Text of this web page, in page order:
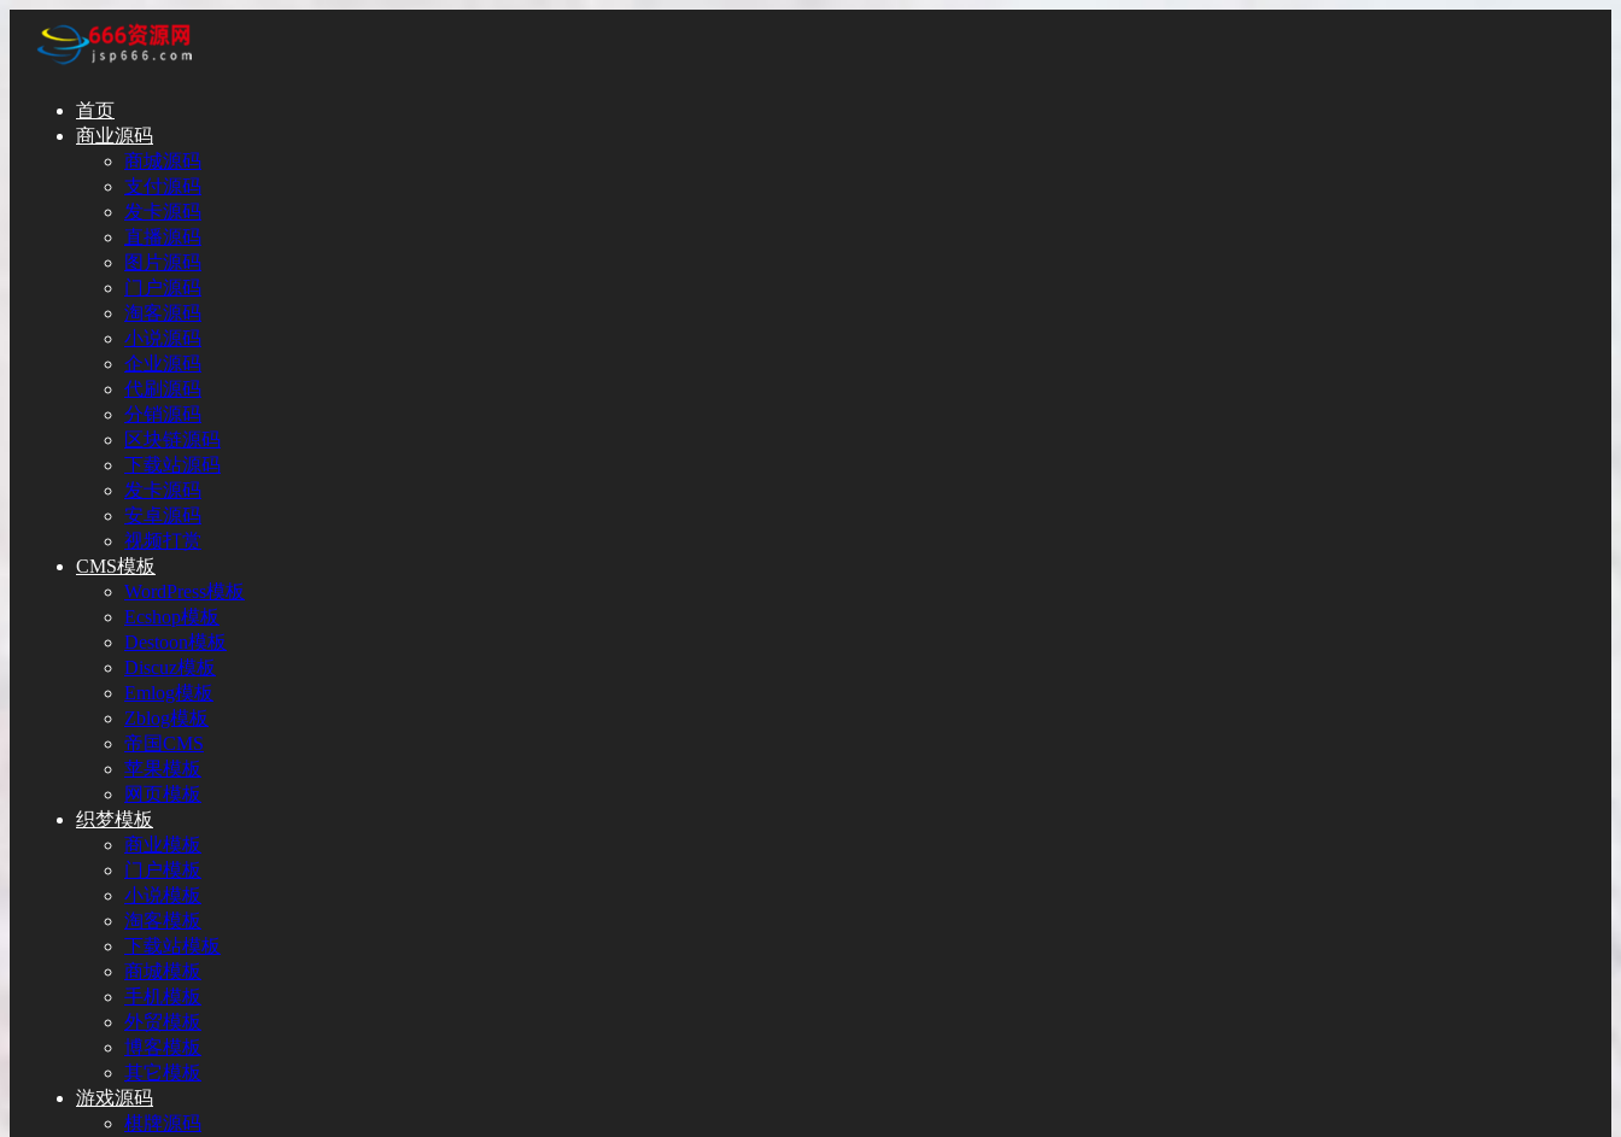
首页
商业源码
商城源码
支付源码
发卡源码
直播源码
图片源码
门户源码
淘客源码
小说源码
企业源码
代刷源码
分销源码
区块链源码
下载站源码
发卡源码
安卓源码
视频打赏
CMS模板
WordPress模板
Ecshop模板
Destoon模板
Discuz模板
Emlog模板
Zblog模板
帝国CMS
苹果模板
网页模板
织梦模板
商业模板
门户模板
小说模板
淘客模板
下载站模板
商城模板
手机模板
外贸模板
博客模板
其它模板
游戏源码
棋牌源码